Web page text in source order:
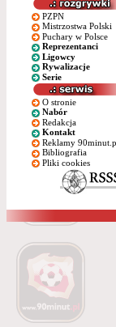
PZPN
Mistrzostwa Polski
Puchary w Polsce
Reprezentanci
Ligowcy
Rywalizacje
Serie
O stronie
Nabór
Redakcja
Kontakt
Reklamy
Bibliografia
Pliki cookies